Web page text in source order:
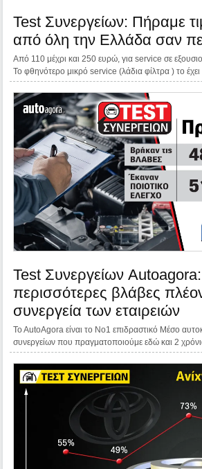
Test Συνεργείων: Πήραμε
από όλη την Ελλάδα σαν
Από 110 μέχρι και 250 ευρώ, για service σε
Το φθηνότερο μικρό service (λάδια φίλτρα ) το
Test Συνεργείων
περισσότερες βλάβες
συνεργεία των εταιρειών
Το ΑutoΑgora είναι το Νο1 επιδραστικό Μέσο
συνεργείων που πραγματοποιούμε εδώ και 2